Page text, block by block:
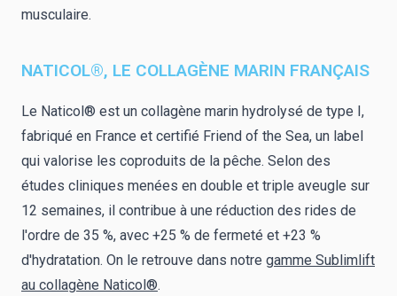
musculaire.
NATICOL®, LE COLLAGÈNE MARIN FRANÇAIS
Le Naticol® est un collagène marin hydrolysé de type I,
fabriqué en France et certifié Friend of the Sea, un label
qui valorise les coproduits de la pêche. Selon des
études cliniques menées en double et triple aveugle sur
12 semaines, il contribue à une réduction des rides de
l'ordre de 35 %, avec +25 % de fermeté et +23 %
d'hydratation. On le retrouve dans notre gamme Sublimlift
au collagène Naticol®.